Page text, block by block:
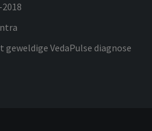
VedaPulse diagnose